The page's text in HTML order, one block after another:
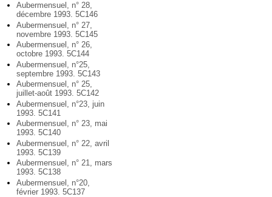
Aubermensuel, n° 28,
décembre 1993. 5C146
Aubermensuel, n° 27,
novembre 1993. 5C145
Aubermensuel, n° 26,
octobre 1993. 5C144
Aubermensuel, n°25,
septembre 1993. 5C143
Aubermensuel, n° 25,
juillet-août 1993. 5C142
Aubermensuel, n°23, juin
1993. 5C141
Aubermensuel, n° 23, mai
1993. 5C140
Aubermensuel, n° 22, avril
1993. 5C139
Aubermensuel, n° 21, mars
1993. 5C138
Aubermensuel, n°20,
février 1993. 5C137